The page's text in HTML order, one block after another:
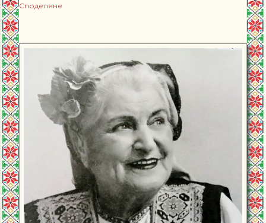
Споделяне